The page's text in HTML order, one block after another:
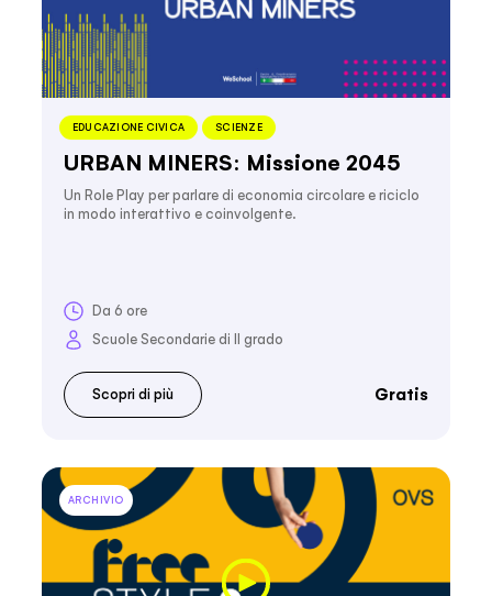
EDUCAZIONE CIVICA SCIENZE
URBAN MINERS: Missione 2045
Un Role Play per parlare di economia circolare e riciclo
in modo interattivo e coinvolgente.
Da 6 ore
Scuole Secondarie di II grado
Scopri di più Gratis
ARCHIVIO